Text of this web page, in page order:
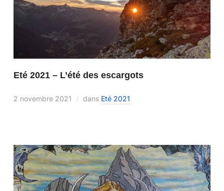
Eté 2021 – L’été des escargots
2 novembre 2021 dans Eté 2021